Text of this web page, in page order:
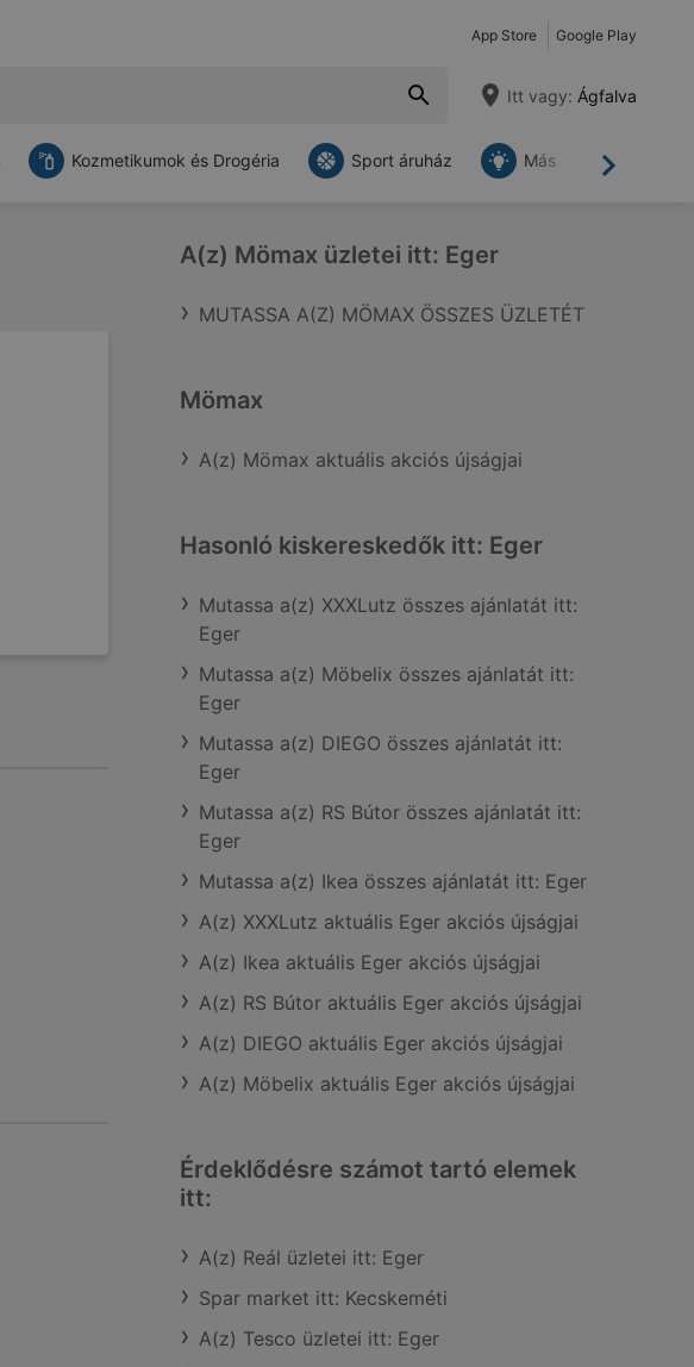
App Store Google Play
Itt vagy: Ágfalva
Tovább
Kozmetikumok és Drogéria Sport áruház Más
A(z) Mömax üzletei itt: Eger
MUTASSA A(Z) MÖMAX ÖSSZES ÜZLETÉT
Mömax
A(z) Mömax aktuális akciós újságjai
Hasonló kiskereskedők itt: Eger
Mutassa a(z) XXXLutz összes ajánlatát itt:
Eger
Mutassa a(z) Möbelix összes ajánlatát itt:
Eger
Mutassa a(z) DIEGO összes ajánlatát itt:
Eger
Mutassa a(z) RS Bútor összes ajánlatát itt:
Eger
Mutassa a(z) Ikea összes ajánlatát itt: Eger
A(z) XXXLutz aktuális Eger akciós újságjai
A(z) Ikea aktuális Eger akciós újságjai
A(z) RS Bútor aktuális Eger akciós újságjai
A(z) DIEGO aktuális Eger akciós újságjai
A(z) Möbelix aktuális Eger akciós újságjai
Érdeklődésre számot tartó elemek
itt:
A(z) Reál üzletei itt: Eger
Spar market itt: Kecskeméti
A(z) Tesco üzletei itt: Eger